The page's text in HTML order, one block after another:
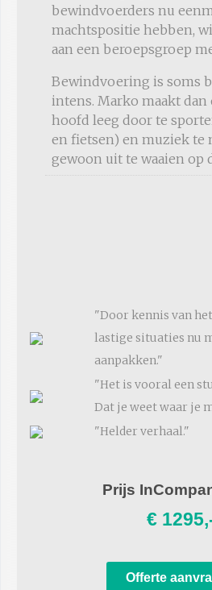
bewindvoerders nu
machtspositie hebben,
aan een beroepsgroep
Bewindvoering is soms
intens. Marko maakt dan
hoofd leeg door te
en fietsen) en muziek te
gewoon uit te waaien op
"Door kennis van
lastige situaties nu
aanpakken."
"Het is vooral een
Dat je weet waar je
"Helder verhaal."
Prijs
€
Offerte